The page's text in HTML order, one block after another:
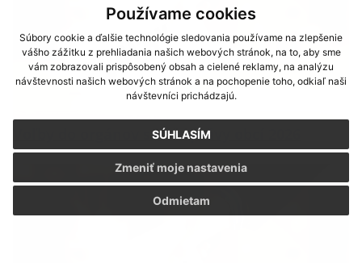
Používame cookies
Súbory cookie a ďalšie technológie sledovania používame na zlepšenie
vášho zážitku z prehliadania našich webových stránok, na to, aby sme
vám zobrazovali prispôsobený obsah a cielené reklamy, na analýzu
návštevnosti našich webových stránok a na pochopenie toho, odkiaľ naši
návštevníci prichádzajú.
SÚHLASÍM
Odmietam
Zmeniť moje nastavenia
Voľby do orgánov samosprávy obcí 2026